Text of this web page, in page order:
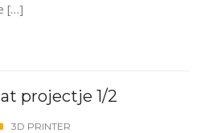
[…]
projectje 1/2
3D PRINTER